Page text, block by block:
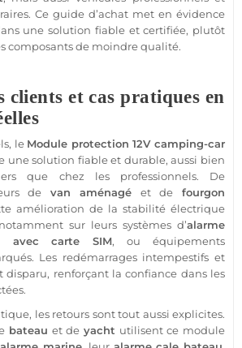
Ce guide d’achat met en évidence
une solution fiableet certifiée, plutôt
composants de moindre qualité.
clients et cas pratiques en
le Module protection 12V camping-car
une solution fiableet durable, aussi bien
que chez les professionnels. De
de van aménagé et defourgon
amélioration de la stabilité électrique
sur leurs systèmes d’alarme
aveccarte SIM, ou équipements
Les redémarrages intempestifs et
disparu, renforçant la confiance dans les
, les retours sont tout aussi explicites.
bateau et de yacht utilisent ce module